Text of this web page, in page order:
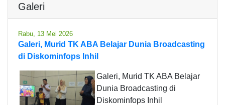
Galeri
Rabu, 13 Mei 2026
Galeri, Murid TK ABA Belajar Dunia Broadcasting
di Diskominfops Inhil
Galeri, Murid TK ABA Belajar
Dunia Broadcasting di
Diskominfops Inhil